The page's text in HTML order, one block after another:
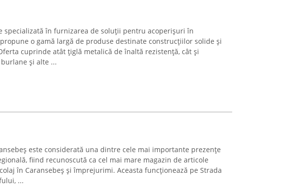
specializată în furnizarea de soluții pentru acoperișuri în
o gamă largă de produse destinate construcțiilor solide și
cuprinde atât țiglă metalică de înaltă rezistență, cât și
și alte ...
este considerată una dintre cele mai importante prezențe
fiind recunoscută ca cel mai mare magazin de articole
în Caransebeș și împrejurimi. Aceasta funcționează pe Strada
...